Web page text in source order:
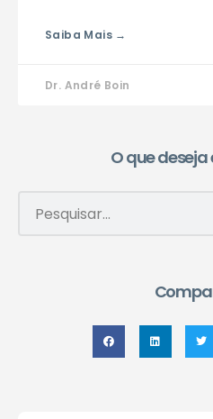
Saiba Mais →
Dr. André Boin
O que